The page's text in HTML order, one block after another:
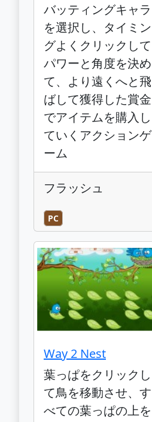
バッティングキャラ
を選択し、タイミン
グよくクリックして
パワーと角度を決め
て、より遠くへと飛
ばして獲得した賞金
でアイテムを購入し
ていくアクションゲ
ーム
フラッシュ
PC
Way 2 Nest
葉っぱをクリックし
て鳥を移動させ、す
べての葉っぱの上を